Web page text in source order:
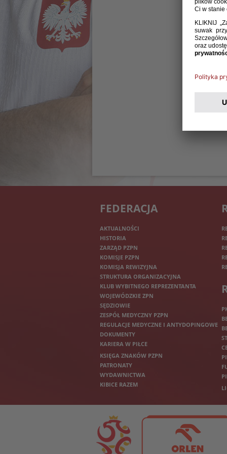
FEDERACJA
AKTUALNOŚCI
HISTORIA
ZARZĄD PZPN
KOMISJE PZPN
KOMISJA REWIZYJNA
STRUKTURA ORGANIZACYJNA
KLUB WYBITNEGO REPREZENTANTA
WOJEWÓDZKIE ZPN
SĘDZIOWIE
ZESPÓŁ MEDYCZNY PZPN
REGULACJE MEDYCZNE I ANTYDOPINGOWE
DOKUMENTY
KARIERA W PIŁCE
KSIĘGA ZNAKÓW PZPN
PATRONATY
WYDAWNICTWA
KIBICE RAZEM